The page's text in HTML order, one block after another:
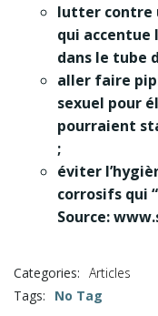
lutter contre
qui
dans le tube
aller faire
sexuel pour
pourraient
;
éviter
corrosifs qui
Source:
Categories: Articles
Tags:
No Tag